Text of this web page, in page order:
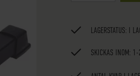
LAGERSTATUS: I
SKICKAS INOM: 1-